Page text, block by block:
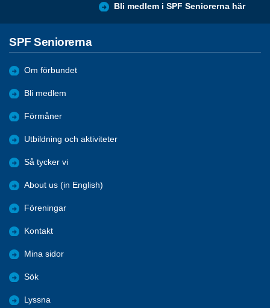
Bli medlem i SPF Seniorerna här
SPF Seniorerna
Om förbundet
Bli medlem
Förmåner
Utbildning och aktiviteter
Så tycker vi
About us (in English)
Föreningar
Kontakt
Mina sidor
Sök
Lyssna